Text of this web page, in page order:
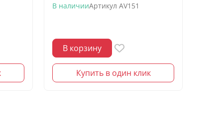
В наличииАртикул AV151
В корзину
Купить в один клик